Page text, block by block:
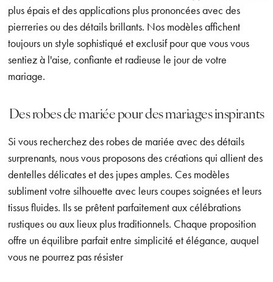
plus épais et des applications plus prononcées avec des
pierreries ou des détails brillants. Nos modèles affichent
toujours un style sophistiqué et exclusif pour que vous vous
sentiez à l'aise, confiante et radieuse le jour de votre
mariage.
Des robes de mariée pour des mariages inspirants
Si vous recherchez des robes de mariée avec des détails
surprenants, nous vous proposons des créations qui allient des
dentelles délicates et des jupes amples. Ces modèles
subliment votre silhouette avec leurs coupes soignées et leurs
tissus fluides. Ils se prêtent parfaitement aux célébrations
rustiques ou aux lieux plus traditionnels. Chaque proposition
offre un équilibre parfait entre simplicité et élégance, auquel
vous ne pourrez pas résister